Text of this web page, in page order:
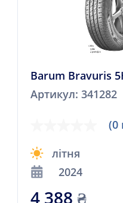
Barum Bravuris
Артикул: 341282
(0
літня
2024
4 388 ₴